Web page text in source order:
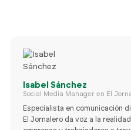
Isabel Sánchez
Social Media Manager en El
Especialista en comunicación
El Jornalero da voz a la